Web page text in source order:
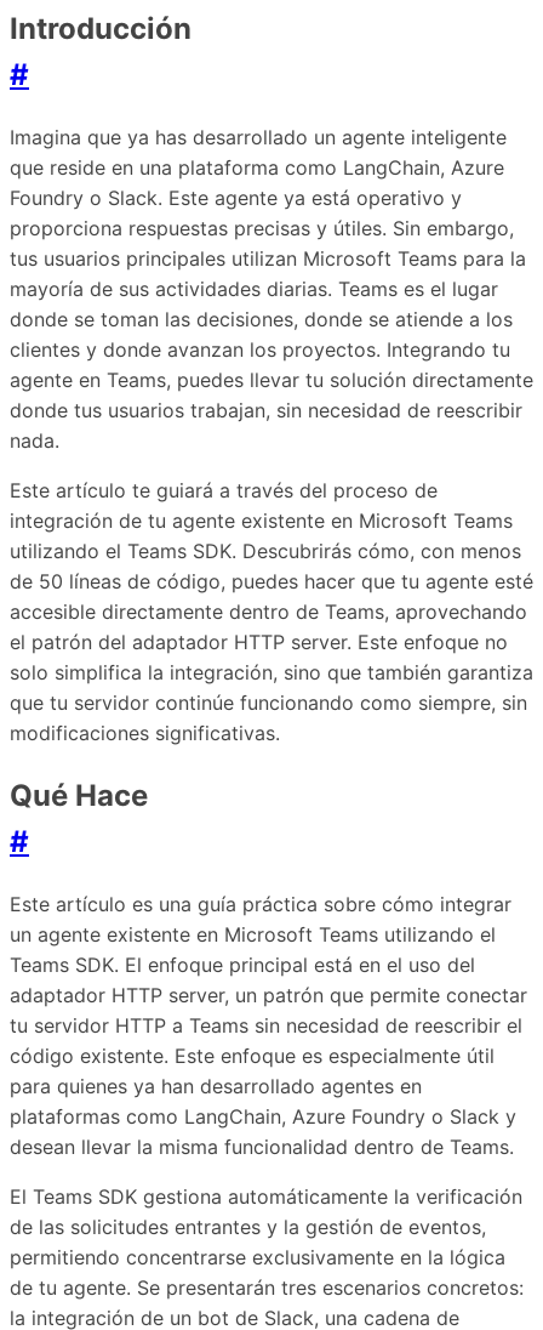
Introducción
#
Imagina que ya has desarrollado un agente inteligente
que reside en una plataforma como LangChain, Azure
Foundry o Slack. Este agente ya está operativo y
proporciona respuestas precisas y útiles. Sin embargo,
tus usuarios principales utilizan Microsoft Teams para la
mayoría de sus actividades diarias. Teams es el lugar
donde se toman las decisiones, donde se atiende a los
clientes y donde avanzan los proyectos. Integrando tu
agente en Teams, puedes llevar tu solución directamente
donde tus usuarios trabajan, sin necesidad de reescribir
nada.
Este artículo te guiará a través del proceso de
integración de tu agente existente en Microsoft Teams
utilizando el Teams SDK. Descubrirás cómo, con menos
de 50 líneas de código, puedes hacer que tu agente esté
accesible directamente dentro de Teams, aprovechando
el patrón del adaptador HTTP server. Este enfoque no
solo simplifica la integración, sino que también garantiza
que tu servidor continúe funcionando como siempre, sin
modificaciones significativas.
Qué Hace
#
Este artículo es una guía práctica sobre cómo integrar
un agente existente en Microsoft Teams utilizando el
Teams SDK. El enfoque principal está en el uso del
adaptador HTTP server, un patrón que permite conectar
tu servidor HTTP a Teams sin necesidad de reescribir el
código existente. Este enfoque es especialmente útil
para quienes ya han desarrollado agentes en
plataformas como LangChain, Azure Foundry o Slack y
desean llevar la misma funcionalidad dentro de Teams.
El Teams SDK gestiona automáticamente la verificación
de las solicitudes entrantes y la gestión de eventos,
permitiendo concentrarse exclusivamente en la lógica
de tu agente. Se presentarán tres escenarios concretos:
la integración de un bot de Slack, una cadena de